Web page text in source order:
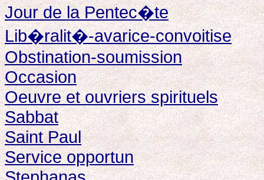
Jour de la Pentec�te
Lib�ralit�-avarice-convoitise
Obstination-soumission
Occasion
Oeuvre et ouvriers spirituels
Sabbat
Saint Paul
Service opportun